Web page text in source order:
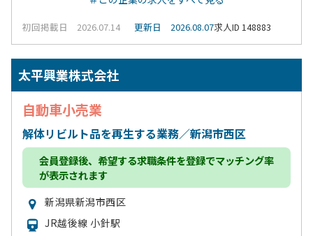
初回掲載日 2026.07.14 更新日 2026.08.07求人ID 148883
太平興業株式会社
自動車小売業
解体リビルト品を再生する業務／新潟市西区
会員登録後、希望する求職条件を登録でマッチング率
が表示されます
新潟県新潟市西区
JR越後線 小針駅